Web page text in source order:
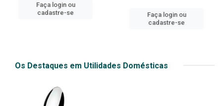
Faça login ou
cadastre-se
Faça login ou
cadastre-se
Os Destaques em Utilidades Domésticas